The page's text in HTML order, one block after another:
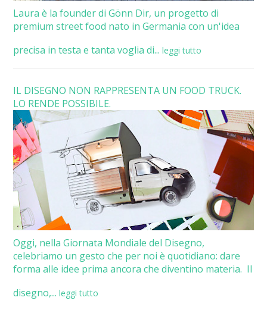
Laura è la founder di Gönn Dir, un progetto di
premium street food nato in Germania con un'idea
precisa in testa e tanta voglia di... leggi tutto
IL DISEGNO NON RAPPRESENTA UN FOOD TRUCK.
LO RENDE POSSIBILE.
Oggi, nella Giornata Mondiale del Disegno,
celebriamo un gesto che per noi è quotidiano: dare
forma alle idee prima ancora che diventino materia. Il
disegno,... leggi tutto